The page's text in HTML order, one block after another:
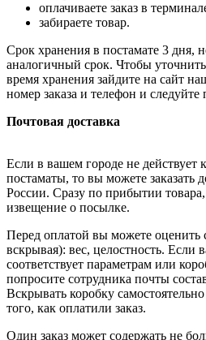
оплачиваете заказ в
забираете товар.
Срок хранения в постамате 3 дня,
аналогичный срок. Чтобы
время хранения зайдите на сайт
номер заказа и телефон и следуйте
Почтовая доставка
Если в вашем городе не действует
постаматы, то вы можете заказать
России. Сразу по прибытии
извещение о посылке.
Перед оплатой вы можете оценить
вскрывая): вес, целостность. Если
соответствует параметрам или
попросите сотрудника почты
Вскрывать коробку
того, как оплатили заказ.
Один заказ может содержать не